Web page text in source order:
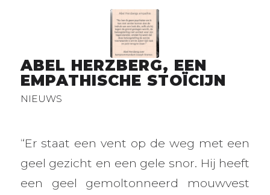
ABEL HERZBERG, EEN
EMPATHISCHE STOÏCIJN
NIEUWS
“Er staat een vent op de weg met een
geel gezicht en een gele snor. Hij heeft
een geel gemoltonneerd mouwvest